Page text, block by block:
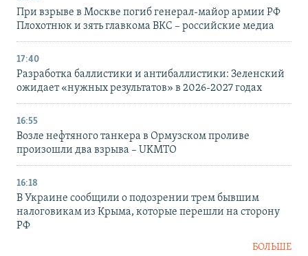
При взрыве в Москве погиб генерал-майор армии РФ
Плохотнюк и зять главкома ВКС – российские медиа
17:40
Разработка баллистики и антибаллистики: Зеленский
ожидает «нужных результатов» в 2026-2027 годах
16:55
Возле нефтяного танкера в Ормузском проливе
произошли два взрыва – UKMTO
16:18
В Украине сообщили о подозрении трем бывшим
налоговикам из Крыма, которые перешли на сторону
РФ
БОЛЬШЕ